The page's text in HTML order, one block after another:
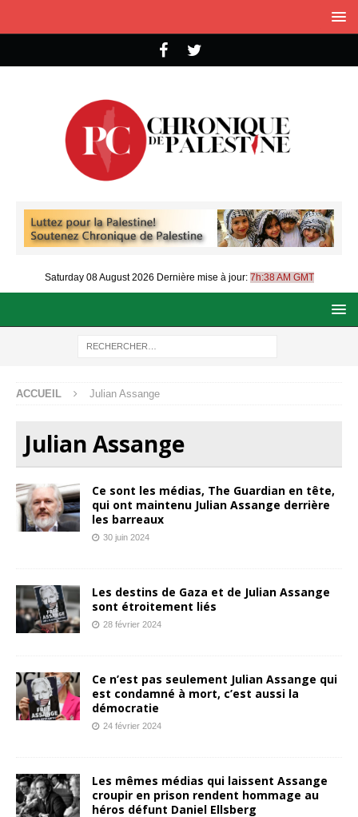
Saturday 08 August 2026 Dernière mise à jour: 7h:38 AM GMT
ACCUEIL Julian Assange
Julian Assange
Ce sont les médias, The Guardian en tête,
qui ont maintenu Julian Assange derrière
les barreaux
30 juin 2024
Les destins de Gaza et de Julian Assange
sont étroitement liés
28 février 2024
Ce n’est pas seulement Julian Assange qui
est condamné à mort, c’est aussi la
démocratie
24 février 2024
Les mêmes médias qui laissent Assange
croupir en prison rendent hommage au
héros défunt Daniel Ellsberg